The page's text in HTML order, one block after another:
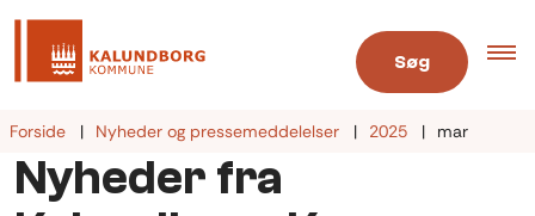
Søg
Forside Nyheder og pressemeddelelser 2025 mar
Nyheder fra